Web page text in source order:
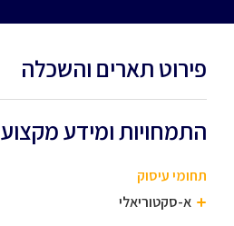
פירוט תארים והשכלה
התמחויות ומידע
תחומי עיסוק
א-סקטוריאלי